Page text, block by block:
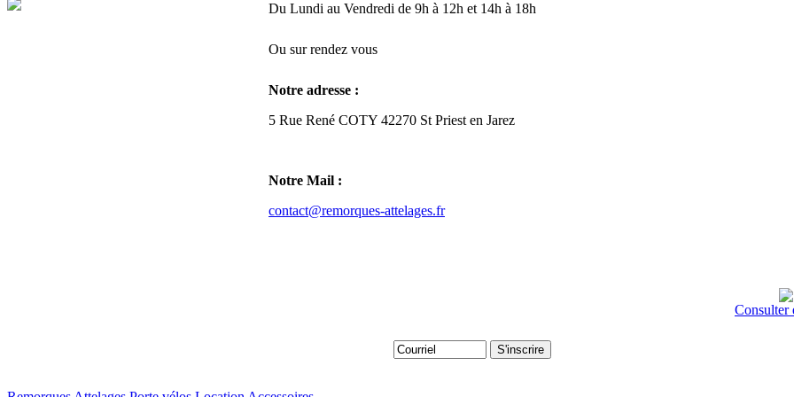
Du Lundi au Vendredi de 9h à 12h et 14h à 18h
Ou sur rendez vous
Notre adresse :
5 Rue René COTY 42270 St Priest en Jarez
Notre Mail :
contact@remorques-attelages.fr
Consulter